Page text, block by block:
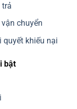
trả
chuyển
quyết khiếu nại
bật